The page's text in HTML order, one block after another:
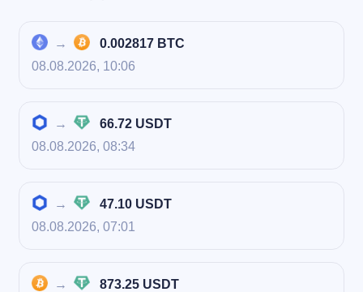
→
0.002817 BTC
08.08.2026, 10:06
→
66.72 USDT
08.08.2026, 08:34
→
47.10 USDT
08.08.2026, 07:01
→
873.25 USDT